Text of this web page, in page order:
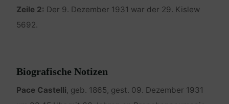
Zeile 2: Der 9. Dezember 1931 war der 29. Kislew
5692.
Biografische Notizen
Pace Castelli, geb. 1865, gest. 09. Dezember 1931